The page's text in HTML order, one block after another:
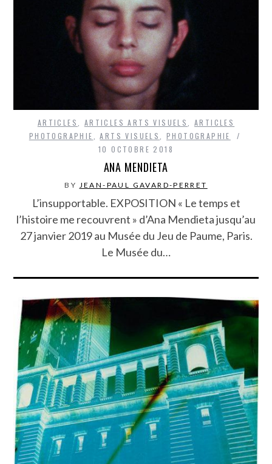
ARTICLES ARTICLES ARTS VISUELS ,ARTICLES
PHOTOGRAPHIE
,ARTS VISUELS ,PHOTOGRAPHIE
10 OCTOBRE 2018
ANA MENDIETA
BY JEAN-PAUL GAVARD-PERRET
L’insupportable. EXPOSITION « Le temps et
l’histoire me recouvrent » d’Ana Mendieta jusqu’au
27 janvier 2019 au Musée du Jeu de Paume, Paris.
Le Musée du…